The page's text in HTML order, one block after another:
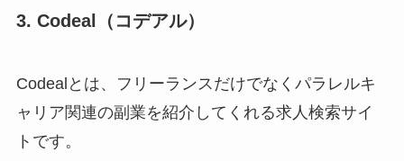
3. Codeal（コデアル）
Codealとは、フリーランスだけでなくパラレルキ
ャリア関連の副業を紹介してくれる求人検索サイ
トです。